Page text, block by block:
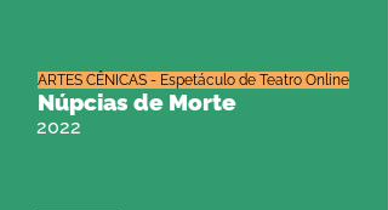
Núpcias de Morte
2022
ARTES CÊNICAS - Espetáculo de Teatro Online